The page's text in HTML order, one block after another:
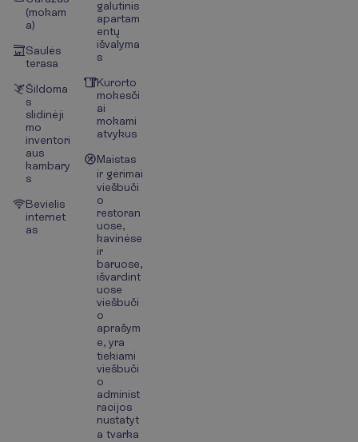
(mokam
a)
Saulės
terasa
Šildoma
s
slidinėji
mo
inventori
aus
kambary
s
Bevielis
internet
as
galutinis
apartam
entų
išvalyma
s
Kurorto
mokesči
ai
mokami
atvykus
Maistas
ir gėrimai
viešbuči
o
restoran
uose,
kavinėse
ir
baruose,
išvardint
uose
viešbuči
o
aprašym
e, yra
tiekiami
viešbuči
o
administ
racijos
nustatyt
a tvarka